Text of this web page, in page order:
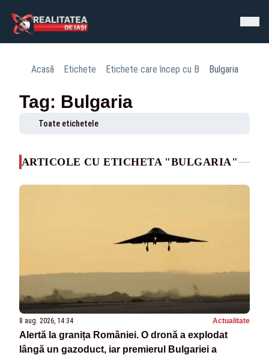
Acasă Etichete Etichete care încep cu B Bulgaria
Tag: Bulgaria
Toate etichetele
ARTICOLE CU ETICHETA "BULGARIA"
8 aug. 2026, 14:34 Actualitate
Alertă la granița României. O dronă a explodat
lângă un gazoduct, iar premierul Bulgariei a